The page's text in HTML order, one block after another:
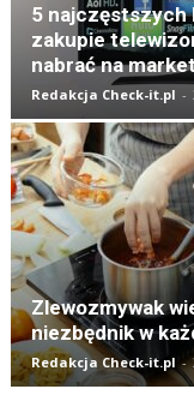
5 najczęstszych
zakupie
nabrać na
Redakcja Check-it.pl -
Zlewozmywak
niezbędnik w
Redakcja Check-it.pl -